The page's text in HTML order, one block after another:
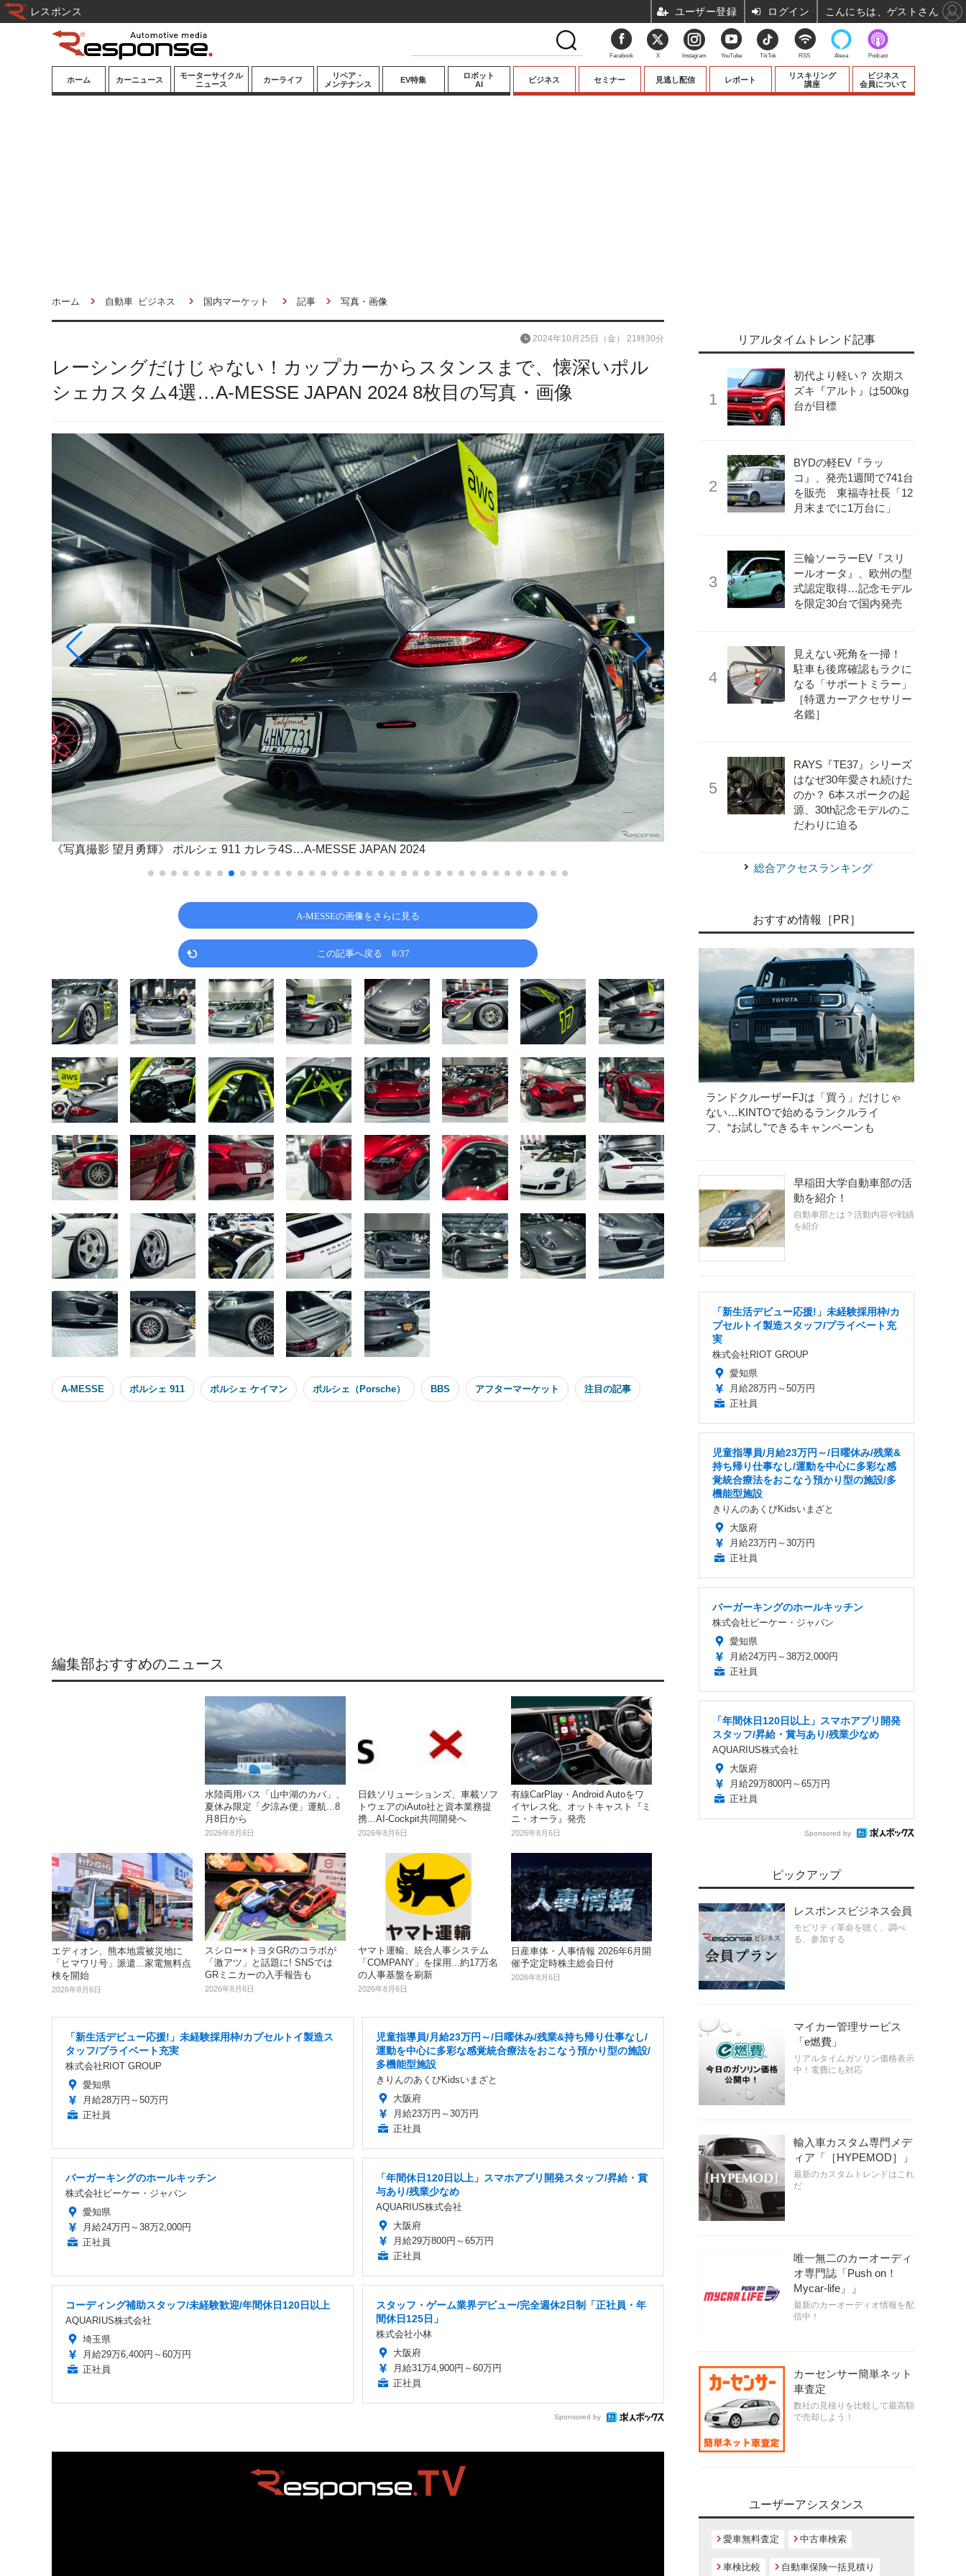
ホーム カーニュース
モーターサイクル
ニュース
カーライフ
リペア・
メンテナンス
EV特集
ロボット
AI
ビジネス セミナー 見逃し配信 レポート
リスキリング
講座
ビジネス
会員について
ホーム 自動車 ビジネス 国内マーケット 記事 写真・画像
レーシングだけじゃない！カップカーからスタンスまで、懐深いポル
シェカスタム4選…A-MESSE JAPAN 2024 8枚目の写真・画像
2024年10月25日（金） 21時30分
《写真撮影 望月勇輝》 ポルシェ 911 カレラ4S…A-MESSE JAPAN 2024
A-MESSEの画像をさらに見る
この記事へ戻る 8/37
A-MESSE ポルシェ 911 ポルシェ ケイマン ポルシェ（Porsche） BBS アフターマーケット 注目の記事
編集部おすすめのニュース
水陸両用バス「山中湖のカバ」、
夏休み限定「夕涼み便」運航...8
月8日から
2026年8月6日
日鉄ソリューションズ、車載ソフ
トウェアのiAuto社と資本業務提
携...AI-Cockpit共同開発へ
2026年8月6日
有線CarPlay・Android Autoをワ
イヤレス化、オットキャスト『ミ
ニ・オーラ』発売
2026年8月6日
エディオン、熊本地震被災地に
「ヒマワリ号」派遣...家電無料点
検を開始
2026年8月6日
スシロー×トヨタGRのコラボが
「激アツ」と話題に! SNSでは
GRミニカーの入手報告も
2026年8月6日
ヤマト運輸、統合人事システム
「COMPANY」を採用...約17万名
の人事基盤を刷新
2026年8月6日
日産車体・人事情報 2026年6月開
催予定定時株主総会日付
2026年8月6日
「新生活デビュー応援!」未経験採用枠/カプセルトイ製造ス
タッフ/プライベート充実
株式会社RIOT GROUP
愛知県
月給28万円～50万円
正社員
児童指導員/月給23万円～/日曜休み/残業&持ち帰り仕事なし/
運動を中心に多彩な感覚統合療法をおこなう預かり型の施設/
多機能型施設
きりんのあくびKidsいまざと
大阪府
月給23万円～30万円
正社員
バーガーキングのホールキッチン
株式会社ビーケー・ジャパン
愛知県
月給24万円～38万2,000円
正社員
「年間休日120日以上」スマホアプリ開発スタッフ/昇給・賞
与あり/残業少なめ
AQUARIUS株式会社
大阪府
月給29万800円～65万円
正社員
コーディング補助スタッフ/未経験歓迎/年間休日120日以上
AQUARIUS株式会社
埼玉県
月給29万6,400円～60万円
正社員
スタッフ・ゲーム業界デビュー/完全週休2日制「正社員・年
間休日125日」
株式会社小林
大阪府
月給31万4,900円～60万円
正社員
Sponsored by
リアルタイムトレンド記事
初代より軽い？ 次期ス
ズキ『アルト』は500kg
台が目標
BYDの軽EV『ラッ
コ』、発売1週間で741台
を販売 東福寺社長「12
月末までに1万台に」
三輪ソーラーEV『スリ
ールオータ』、欧州の型
式認定取得…記念モデル
を限定30台で国内発売
見えない死角を一掃！
駐車も後席確認もラクに
なる「サポートミラー」
［特選カーアクセサリー
名鑑］
RAYS『TE37』シリーズ
はなぜ30年愛され続けた
のか？ 6本スポークの起
源、30th記念モデルのこ
だわりに迫る
総合アクセスランキング
おすすめ情報［PR］
ランドクルーザーFJは「買う」だけじゃ
ない…KINTOで始めるランクルライ
フ、“お試し”できるキャンペーンも
早稲田大学自動車部の活
動を紹介！
自動車部とは？活動内容や戦績
を紹介
「新生活デビュー応援!」未経験採用枠/カ
プセルトイ製造スタッフ/プライベート充
実
株式会社RIOT GROUP
愛知県
月給28万円～50万円
正社員
児童指導員/月給23万円～/日曜休み/残業&
持ち帰り仕事なし/運動を中心に多彩な感
覚統合療法をおこなう預かり型の施設/多
機能型施設
きりんのあくびKidsいまざと
大阪府
月給23万円～30万円
正社員
バーガーキングのホールキッチン
株式会社ビーケー・ジャパン
愛知県
月給24万円～38万2,000円
正社員
「年間休日120日以上」スマホアプリ開発
スタッフ/昇給・賞与あり/残業少なめ
AQUARIUS株式会社
大阪府
月給29万800円～65万円
正社員
Sponsored by
ピックアップ
レスポンスビジネス会員
モビリティ革命を聴く、調べ
る、参加する
マイカー管理サービス
「e燃費」
リアルタイムガソリン価格表示
中！電費にも対応
輸入車カスタム専門メデ
ィア「［HYPEMOD］」
最新のカスタムトレンドはこれ
だ
唯一無二のカーオーディ
オ専門誌「Push on！
Mycar-life」」
最新のカーオーディオ情報を配
信中！
カーセンサー簡単ネット
車査定
数社の見積りを比較して最高額
で売却しよう！
ユーザーアシスタンス
愛車無料査定 中古車検索
車検比較 自動車保険一括見積り
Facebook X Instagram YouTube TikTok RSS Alexa Podcast
レスポンス ユーザー登録 ログイン こんにちは、ゲストさん